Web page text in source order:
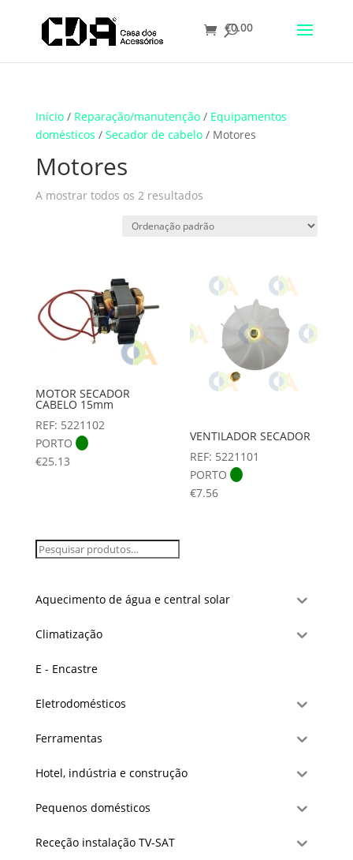
Translate
€0.00
Início/ Reparação/manutenção/ Equipamentos
domésticos / Secador de cabelo/ Motores
Motores
A mostrar todos os 2 resultados
MOTOR SECADOR
CABELO 15mm
REF: 5221102
PORTO
€25.13
VENTILADOR SECADOR
REF: 5221101
PORTO
€7.56
Aquecimento de água e central solar
Climatização
E - Encastre
Eletrodomésticos
Ferramentas
Hotel, indústria e construção
Pequenos domésticos
Receção instalação TV-SAT